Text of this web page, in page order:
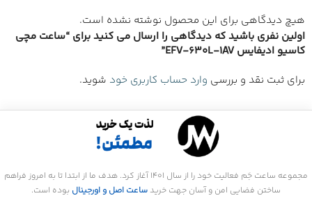
هیچ دیدگاهی برای این محصول نوشته نشده است.
اولین نفری باشید که دیدگاهی را ارسال می کنید برای “ساعت مچی
کاسیو ادیفایس EFV-630L-1AV”
برای ثبت نقد و بررسی وارد حساب کاربری خود شوید.
مجموعه ساعت جَم فعالیت خود را از سال 1401 آغاز کرد. هدف ما از ابتدا تا به امروز فراهم
ساختن فضایی امن و آسان جهت خرید ساعت اصل و اورجینال بوده است.